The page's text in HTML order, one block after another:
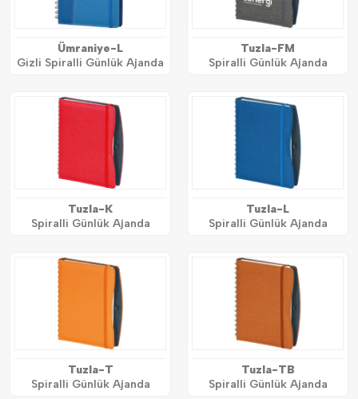
Ümraniye-L
Gizli Spiralli Günlük Ajanda
Tuzla-FM
Spiralli Günlük Ajanda
Tuzla-K
Spiralli Günlük Ajanda
Tuzla-L
Spiralli Günlük Ajanda
Tuzla-T
Spiralli Günlük Ajanda
Tuzla-TB
Spiralli Günlük Ajanda